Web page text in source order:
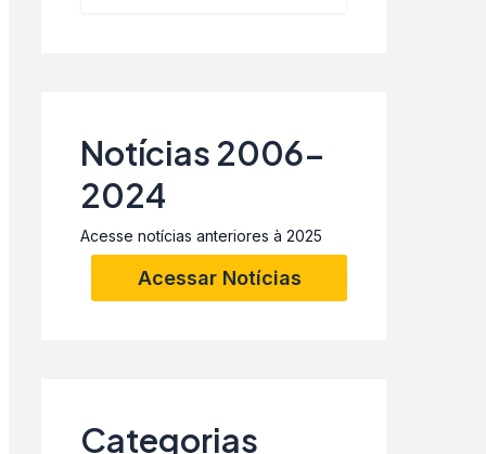
Notícias 2006-
2024
Acesse notícias anteriores à 2025
Acessar Notícias
Categorias